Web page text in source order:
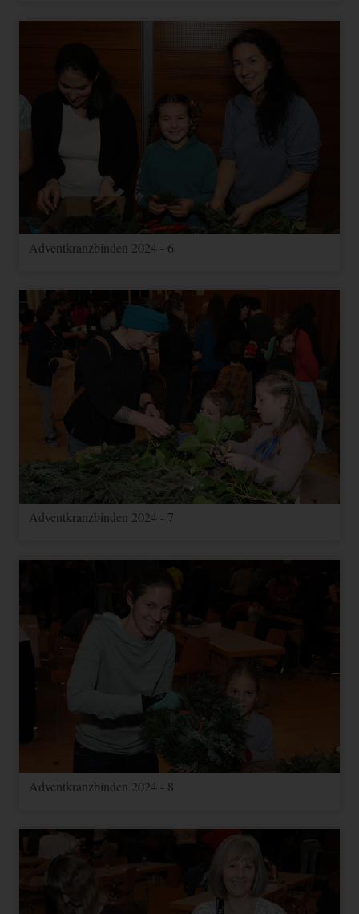
Adventkranzbinden 2024 - 6
Adventkranzbinden 2024 - 7
Adventkranzbinden 2024 - 8